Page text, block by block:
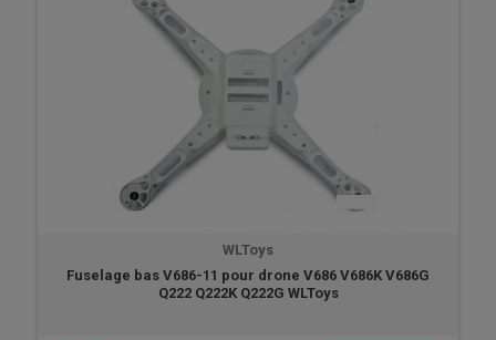
WLToys
Fuselage bas V686-11 pour drone V686 V686K V686G
Q222 Q222K Q222G WLToys